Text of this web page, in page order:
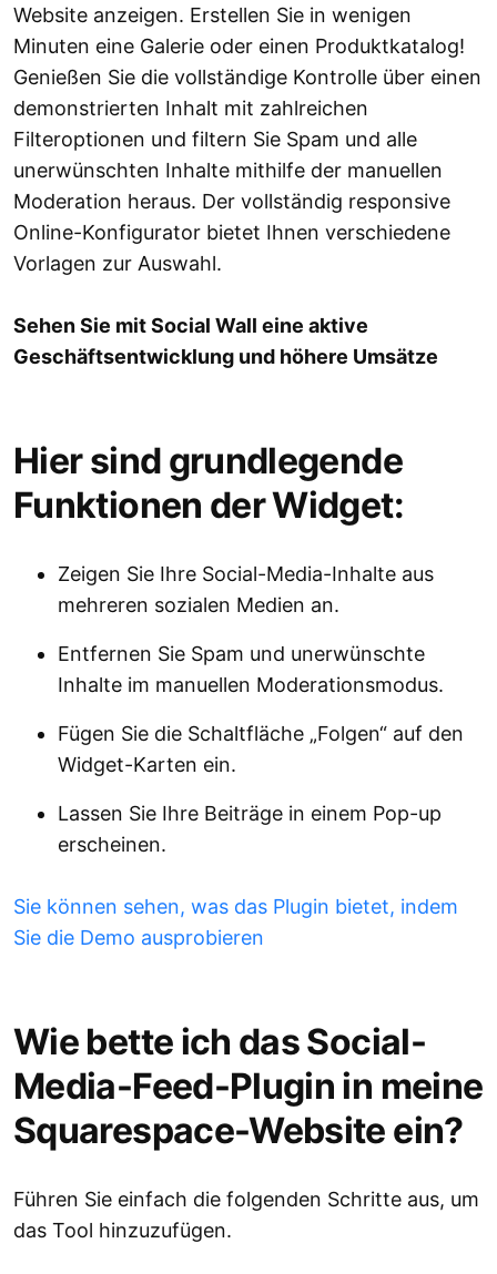
Website anzeigen. Erstellen Sie in wenigen
Minuten eine Galerie oder einen Produktkatalog!
Genießen Sie die vollständige Kontrolle über einen
demonstrierten Inhalt mit zahlreichen
Filteroptionen und filtern Sie Spam und alle
unerwünschten Inhalte mithilfe der manuellen
Moderation heraus. Der vollständig responsive
Online-Konfigurator bietet Ihnen verschiedene
Vorlagen zur Auswahl.
Sehen Sie mit Social Wall eine aktive
Geschäftsentwicklung und höhere Umsätze
Hier sind grundlegende
Funktionen der Widget:
Zeigen Sie Ihre Social-Media-Inhalte aus
mehreren sozialen Medien an.
Entfernen Sie Spam und unerwünschte
Inhalte im manuellen Moderationsmodus.
Fügen Sie die Schaltfläche „Folgen“ auf den
Widget-Karten ein.
Lassen Sie Ihre Beiträge in einem Pop-up
erscheinen.
Sie können sehen, was das Plugin bietet, indem
Sie die Demo ausprobieren
Wie bette ich das Social-
Media-Feed-Plugin in meine
Squarespace-Website ein?
Führen Sie einfach die folgenden Schritte aus, um
das Tool hinzuzufügen.